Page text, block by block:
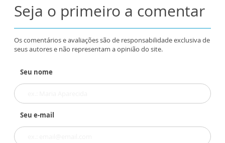
Seja o primeiro a comentar
Os comentários e avaliações são de responsabilidade exclusiva de
seus autores e não representam a opinião do site.
Seu nome
Seu e-mail